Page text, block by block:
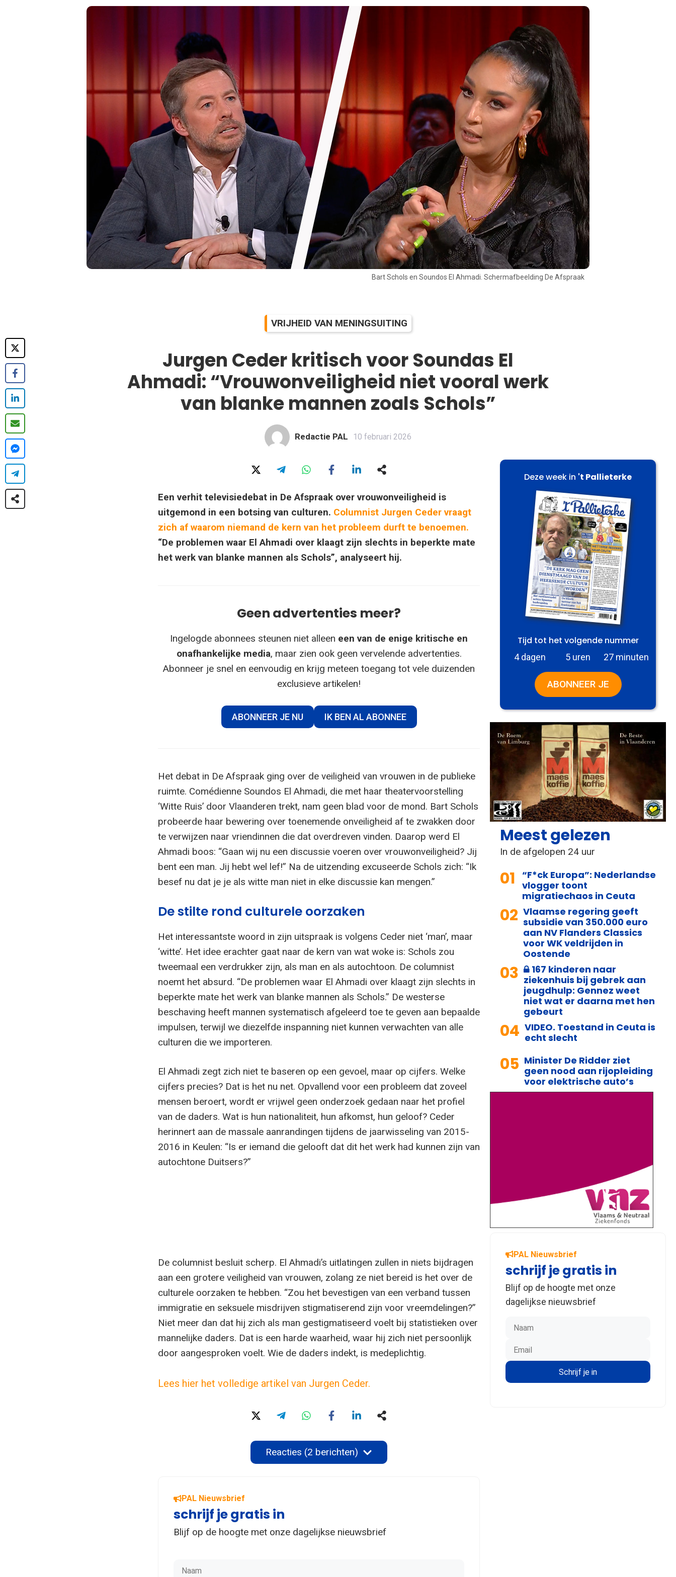
Bart Schols en Soundos El Ahmadi. Schermafbeelding De Afspraak
VRIJHEID VAN MENINGSUITING
Jurgen Ceder kritisch voor Soundas El
Ahmadi: “Vrouwonveiligheid niet vooral werk
van blanke mannen zoals Schols”
Redactie PAL 10 februari 2026
Een verhit televisiedebat in De Afspraak over vrouwonveiligheid is
uitgemond in een botsing van culturen. Columnist Jurgen Ceder vraagt
zich af waarom niemand de kern van het probleem durft te benoemen.
“De problemen waar El Ahmadi over klaagt zijn slechts in beperkte mate
het werk van blanke mannen als Schols”, analyseert hij.
Geen advertenties meer?
Ingelogde abonnees steunen niet alleen een van de enige kritische en
onafhankelijke media, maar zien ook geen vervelende advertenties.
Abonneer je snel en eenvoudig en krijg meteen toegang tot vele duizenden
exclusieve artikelen!
ABONNEER JE NU IK BEN AL ABONNEE
Het debat in De Afspraak ging over de veiligheid van vrouwen in de publieke
ruimte. Comédienne Soundos El Ahmadi, die met haar theatervoorstelling
‘Witte Ruis’ door Vlaanderen trekt, nam geen blad voor de mond. Bart Schols
probeerde haar bewering over toenemende onveiligheid af te zwakken door
te verwijzen naar vriendinnen die dat overdreven vinden. Daarop werd El
Ahmadi boos: “Gaan wij nu een discussie voeren over vrouwonveiligheid? Jij
bent een man. Jij hebt wel lef!” Na de uitzending excuseerde Schols zich: “Ik
besef nu dat je je als witte man niet in elke discussie kan mengen.”
De stilte rond culturele oorzaken
Het interessantste woord in zijn uitspraak is volgens Ceder niet ‘man’, maar
‘witte’. Het idee erachter gaat naar de kern van wat woke is: Schols zou
tweemaal een verdrukker zijn, als man en als autochtoon. De columnist
noemt het absurd. “De problemen waar El Ahmadi over klaagt zijn slechts in
beperkte mate het werk van blanke mannen als Schols.” De westerse
beschaving heeft mannen systematisch afgeleerd toe te geven aan bepaalde
impulsen, terwijl we diezelfde inspanning niet kunnen verwachten van alle
culturen die we importeren.
El Ahmadi zegt zich niet te baseren op een gevoel, maar op cijfers. Welke
cijfers precies? Dat is het nu net. Opvallend voor een probleem dat zoveel
mensen beroert, wordt er vrijwel geen onderzoek gedaan naar het profiel
van de daders. Wat is hun nationaliteit, hun afkomst, hun geloof? Ceder
herinnert aan de massale aanrandingen tijdens de jaarwisseling van 2015-
2016 in Keulen: “Is er iemand die gelooft dat dit het werk had kunnen zijn van
autochtone Duitsers?”
De columnist besluit scherp. El Ahmadi’s uitlatingen zullen in niets bijdragen
aan een grotere veiligheid van vrouwen, zolang ze niet bereid is het over de
culturele oorzaken te hebben. “Zou het bevestigen van een verband tussen
immigratie en seksuele misdrijven stigmatiserend zijn voor vreemdelingen?”
Niet meer dan dat hij zich als man gestigmatiseerd voelt bij statistieken over
mannelijke daders. Dat is een harde waarheid, waar hij zich niet persoonlijk
door aangesproken voelt. Wie de daders indekt, is medeplichtig.
Lees hier het volledige artikel van Jurgen Ceder.
Reacties (2 berichten)
PAL Nieuwsbrief
schrijf je gratis in
Blijf op de hoogte met onze dagelijkse nieuwsbrief
Deze week in 't Pallieterke
Tijd tot het volgende nummer
4 dagen 5 uren 27 minuten
ABONNEER JE
Meest gelezen
In de afgelopen 24 uur
01 “F*ck Europa”: Nederlandse
vlogger toont
migratiechaos in Ceuta
02 Vlaamse regering geeft
subsidie van 350.000 euro
aan NV Flanders Classics
voor WK veldrijden in
Oostende
03
167 kinderen naar
ziekenhuis bij gebrek aan
jeugdhulp: Gennez weet
niet wat er daarna met hen
gebeurt
04 VIDEO. Toestand in Ceuta is
echt slecht
05 Minister De Ridder ziet
geen nood aan rijopleiding
voor elektrische auto’s
PAL Nieuwsbrief
schrijf je gratis in
Blijf op de hoogte met onze
dagelijkse nieuwsbrief